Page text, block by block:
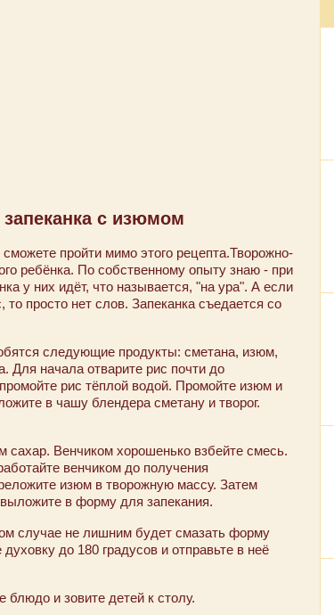
с изюмом
пройти мимо этого рецепта.Творожно-
ребёнка. По собственному опыту знаю - при
у них идёт, что называется, "на ура". А если
просто нет слов. Запеканка съедается со
следующие продукты: сметана, изюм,
Для начала отварите рис почти до
рис тёплой водой. Промойте изюм и
в чашу блендера сметану и творог.
сахар. Венчиком хорошенько взбейте смесь.
венчиком до получения
изюм в творожную массу. Затем
в форму для запекания.
случае не лишним будет смазать форму
до 180 градусов и отправьте в неё
блюдо и зовите детей к столу.